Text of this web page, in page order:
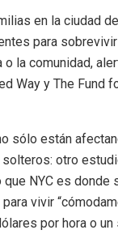
en la ciudad
para
la comunidad,
Way y The Fund
sólo están
otro
NYC es donde
vivir
por hora o un